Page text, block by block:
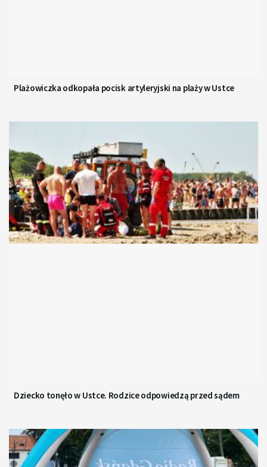
Plażowiczka odkopała pocisk artyleryjski na plaży w Ustce
Dziecko tonęło w Ustce. Rodzice odpowiedzą przed sądem